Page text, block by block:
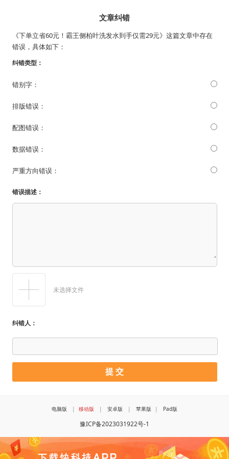
文章纠错
《下单立省60元！霸王侧柏叶洗发水到手仅需29元》这篇文章中存在
错误，具体如下：
纠错类型：
错别字：
排版错误：
配图错误：
数据错误：
严重方向错误：
错误描述：
未选择文件
纠错人：
电脑版 | 移动版 | 安卓版 | 苹果版 | Pad版
豫ICP备2023031922号-1